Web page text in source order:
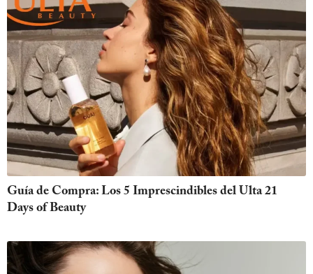
Guía de Compra: Los 5 Imprescindibles del Ulta 21
Days of Beauty